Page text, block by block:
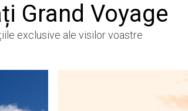
Grand Voyage
exclusive ale visilor voastre